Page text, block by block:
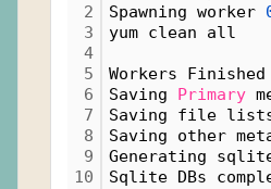
2
3
4
5
6
7
8
9
10
Spawning worker
yum clean all
Workers Finished
Saving Primary
Saving file lists
Saving other
Generating sqlite
Sqlite DBs